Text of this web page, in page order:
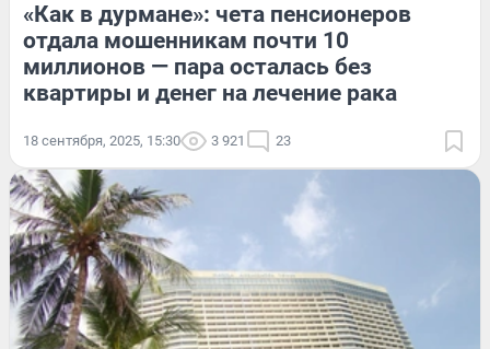
«Как в дурмане»: чета пенсионеров
отдала мошенникам почти 10
миллионов — пара осталась без
квартиры и денег на лечение рака
18 сентября, 2025, 15:30 3 921 23